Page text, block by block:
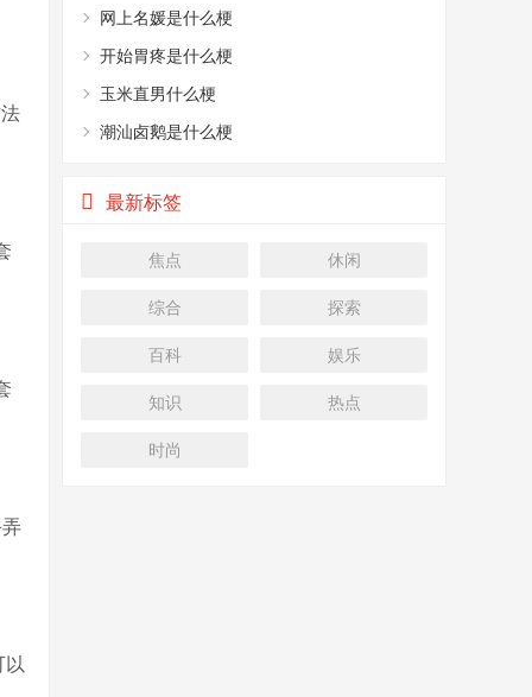
以
网上名媛是什么梗
开始胃疼是什么梗
玉米直男什么梗
潮汕卤鹅是什么梗
最新标签
焦点 休闲
综合 探索
百科 娱乐
知识 热点
时尚